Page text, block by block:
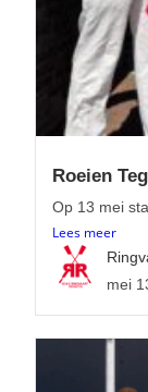
Roeien
Op 13 mei
Lees meer
mei